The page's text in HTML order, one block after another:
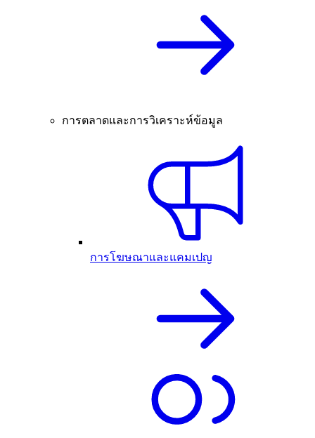
การตลาดและการวิเคราะห์ข้อมูล
การโฆษณาและแคมเปญ